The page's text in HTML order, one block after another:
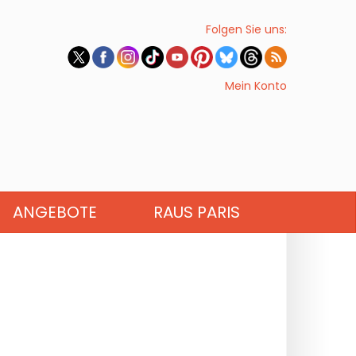
Folgen Sie uns:
Mein Konto
ANGEBOTE RAUS PARIS